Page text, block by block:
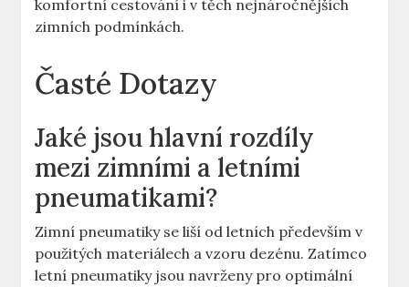
komfortní cestování i v těch nejnáročnějších
zimních podmínkách.
Časté Dotazy
Jaké jsou hlavní rozdíly
mezi zimními a letními
pneumatikami?
Zimní pneumatiky se liší od letních především v
použitých materiálech a vzoru dezénu. Zatímco
letní pneumatiky jsou navrženy pro optimální